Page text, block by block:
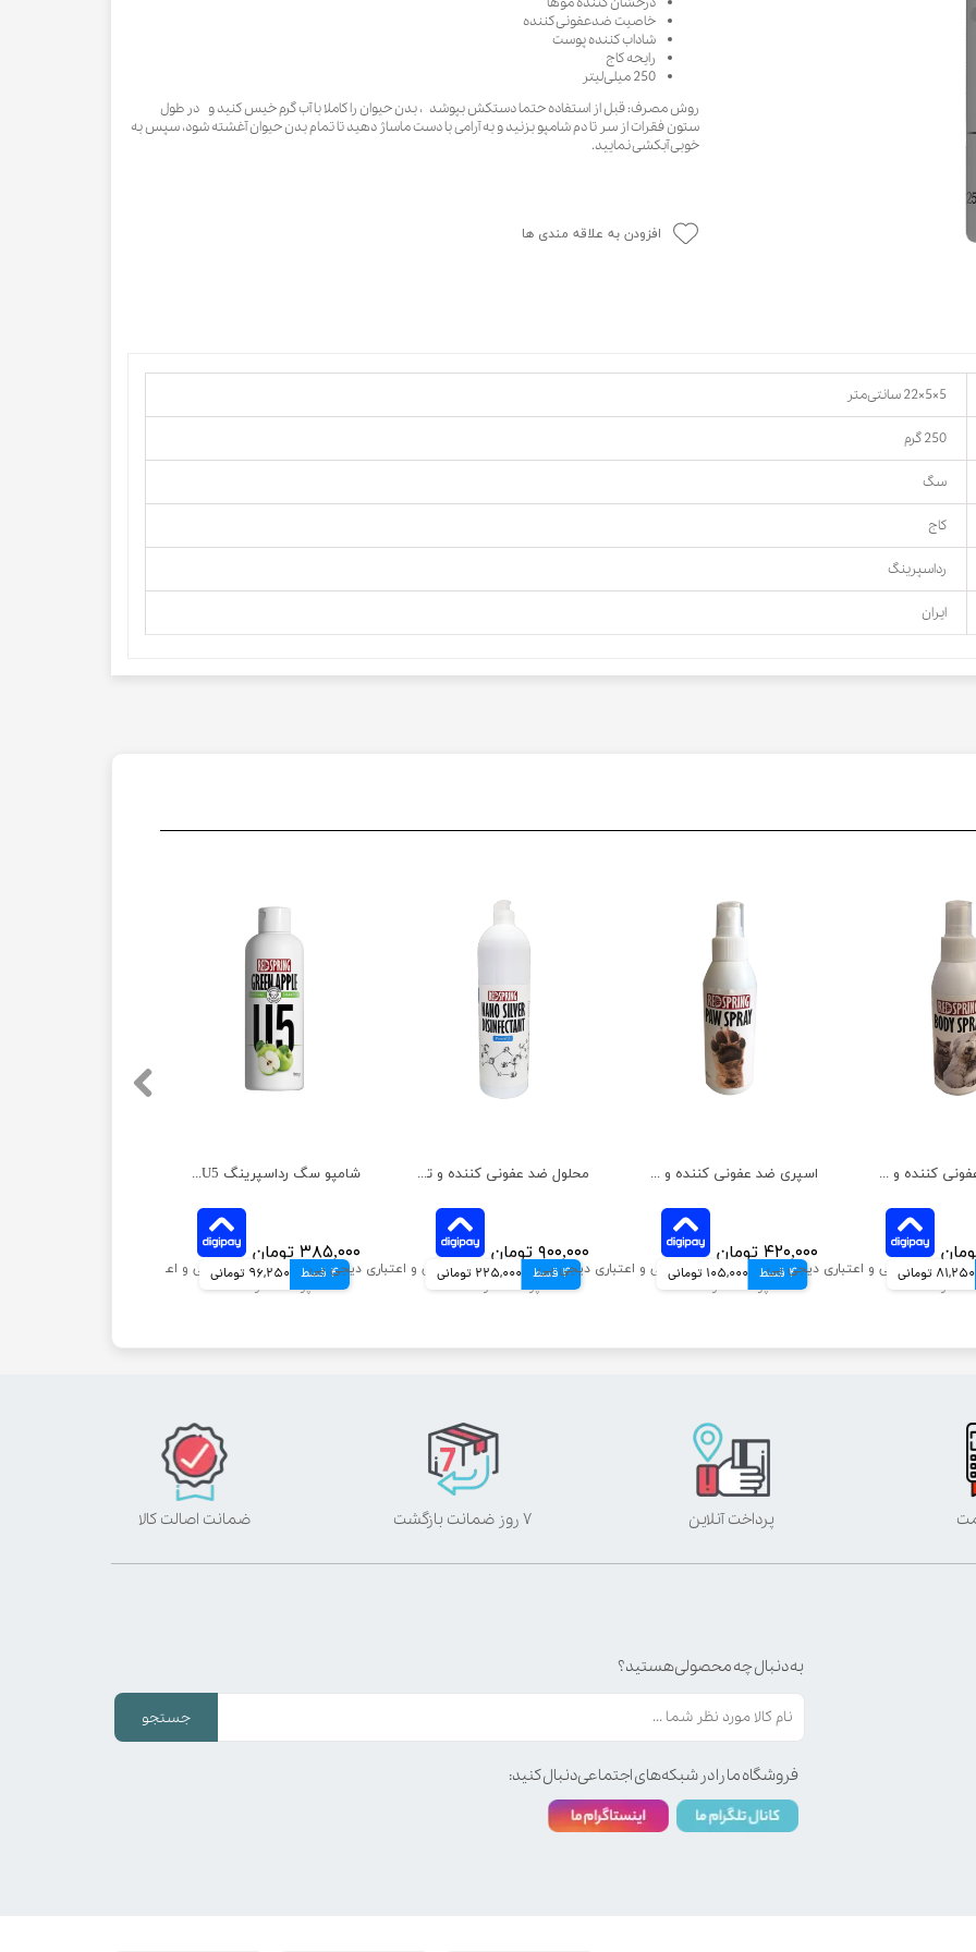
گربه
بچه گربه
گربه
سگ
خاصیت ضدعفونی کننده
شاداب کننده پوست
رایحه کاج
250 میلی‌لیتر
روش مصرف: قبل از استفاده حتما دستکش بپوشد ، بدن حیوان را کاملا با آب گرم خیس کنید و در طول
ستون فقرات از سر تا دم شامپو بزنید و به آرامی با دست ماساژ دهید تا تمام بدن حیوان آغشته شود، سپس به
خوبی آبکشی نمایید.
افزودن به علاقه مندی ها
5×5×22 سانتی‌متر
250 گرم
سگ
کاج
رداسپرینگ
ایران
شامپو سگ رداسپرینگ U5 روزانه با رایحه سیب ترش حجم 300 میلی لیتر
۳۸۵,۰۰۰ تومان
4 قسط 96,250 تومانی
محلول ضد عفونی کننده و تمیز کننده رداسپرینگ مدل نانو سیلور حجم 1 لیتر
۹۰۰,۰۰۰ تومان
4 قسط 225,000 تومانی
اسپری ضد عفونی کننده و تمیز کننده رداسپرینگ مخصوص پنجه ها حجم 150 میلی‌لیتر
۴۲۰,۰۰۰ تومان
4 قسط 105,000 تومانی
اسپری ضد عفونی کننده و تمیز کننده بدن رداسپرینگ حجم 150 میلی‌لیتر
81,250 تومانی
پرداخت آنلاین ۷ روز ضمانت بازگشت ضمانت اصالت کالا
به دنبال چه محصولی هستید؟
جستجو
فروشگاه ما را در شبکه‌های اجتماعی دنبال کنید: